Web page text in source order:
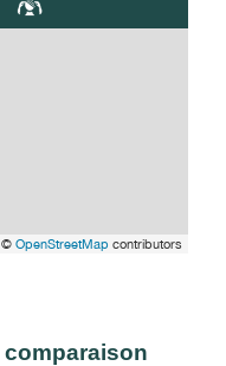
| © OpenStreetMap contributors